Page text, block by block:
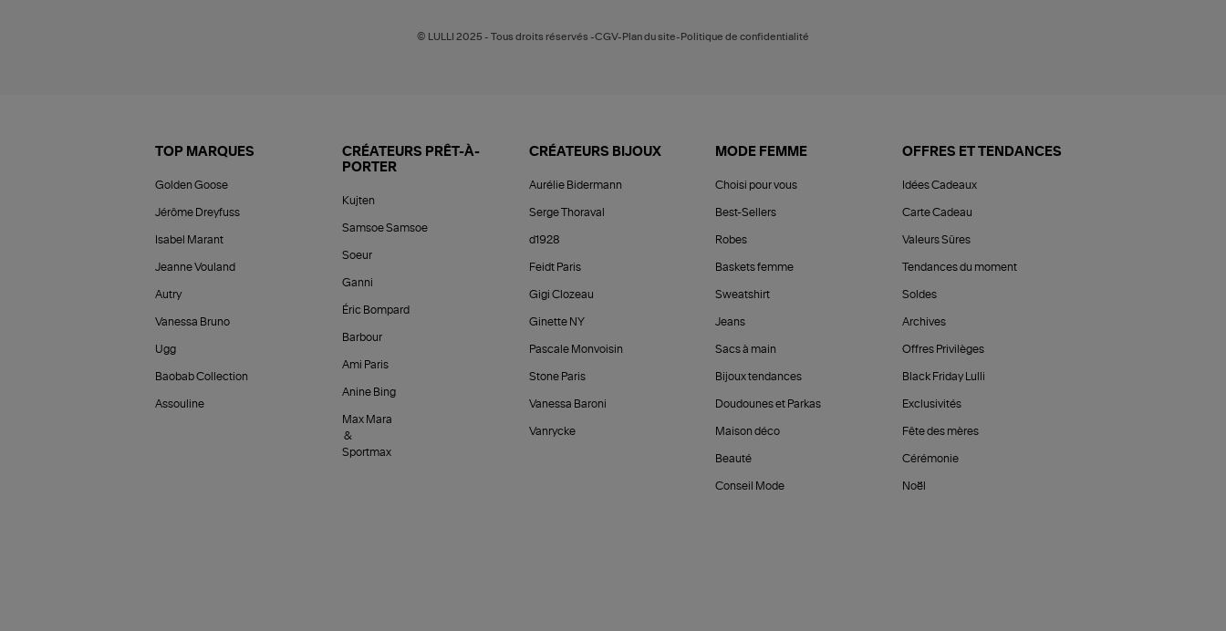
© LULLI 2025 - Tous droits réservés -CGV-Plan du site-Politique de confidentialité
TOP MARQUES
Golden Goose
Jérôme Dreyfuss
Isabel Marant
Jeanne Vouland
Autry
Vanessa Bruno
Ugg
Baobab Collection
Assouline
CRÉATEURS PRÊT-À-
PORTER
Kujten
Samsoe Samsoe
Soeur
Ganni
Éric Bompard
Barbour
Ami Paris
Anine Bing
Max Mara
&
Sportmax
CRÉATEURS BIJOUX
Aurélie Bidermann
Serge Thoraval
d1928
Feidt Paris
Gigi Clozeau
Ginette NY
Pascale Monvoisin
Stone Paris
Vanessa Baroni
Vanrycke
MODE FEMME
Choisi pour vous
Best-Sellers
Robes
Baskets femme
Sweatshirt
Jeans
Sacs à main
Bijoux tendances
Doudounes et Parkas
Maison déco
Beauté
Conseil Mode
OFFRES ET TENDANCES
Idées Cadeaux
Carte Cadeau
Valeurs Sûres
Tendances du moment
Soldes
Archives
Offres Privilèges
Black Friday Lulli
Exclusivités
Fête des mères
Cérémonie
Noël